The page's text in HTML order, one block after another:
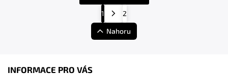
1 2
Nahoru
INFORMACE PRO VÁS